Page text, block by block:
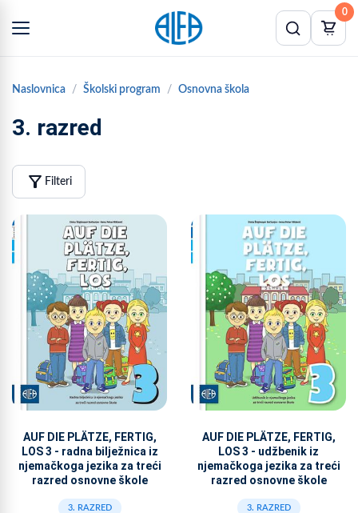
0
Naslovnica Školski program Osnovna škola
3. razred
filter_alt Filteri
AUF DIE PLÄTZE, FERTIG,
LOS 3 - radna bilježnica iz
njemačkoga jezika za treći
razred osnovne škole
3. RAZRED
AUF DIE PLÄTZE, FERTIG,
LOS 3 - udžbenik iz
njemačkoga jezika za treći
razred osnovne škole
3. RAZRED